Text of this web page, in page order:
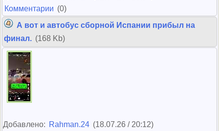
Комментарии (0)
А вот и автобус сборной Испании прибыл на
финал. (168 Kb)
Добавлено: Rahman.24 (18.07.26 / 20:12)